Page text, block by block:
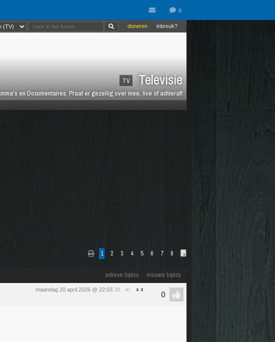
TV Televisie
en Documentaires. Praat er gezellig over mee, live of achteraf!
inbreuk?
doneren
1 2 3 4 5 6 7 8
actieve topics nieuwe topics
maandag 20 april 2026 @ 22:03:39 #1